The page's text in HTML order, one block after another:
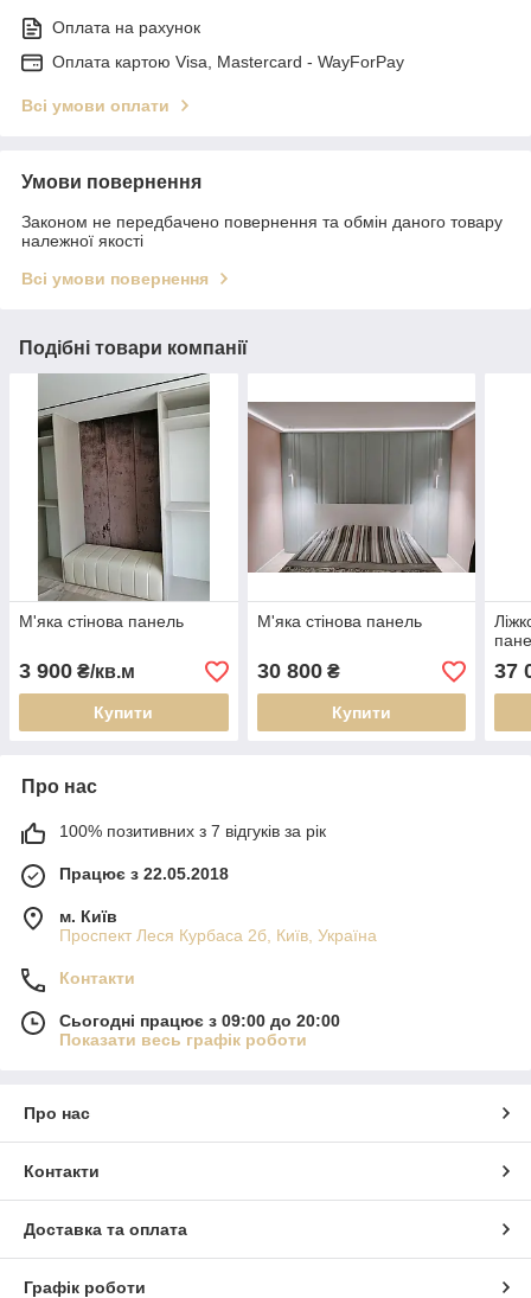
Оплата на рахунок
Оплата картою Visa, Mastercard - WayForPay
Всі умови оплати
Умови повернення
Законом не передбачено повернення та обмін даного товару
належної якості
Всі умови повернення
Подібні товари компанії
М'яка стінова панель
3 900 ₴/кв.м
Купити
М'яка стінова панель
30 800₴
Купити
37
Про нас
100% позитивних з 7 відгуків за рік
Працює з 22.05.2018
м. Київ
Проспект Леся Курбаса 2б, Київ, Україна
Контакти
Сьогодні працює з 09:00 до 20:00
Показати весь графік роботи
Про нас
Контакти
Доставка та оплата
Графік роботи